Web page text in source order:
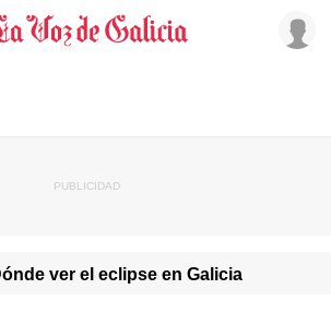
ver el eclipse en Galicia